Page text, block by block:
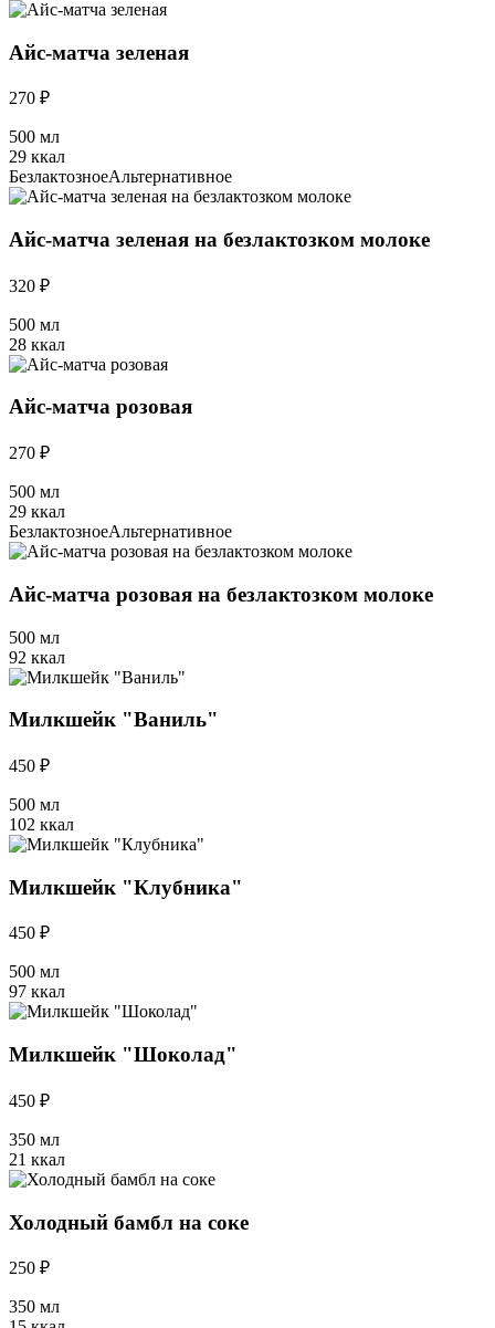
Айс-матча зеленая
270 ₽
500 мл
29 ккал
БезлактозноеАльтернативное
Айс-матча зеленая на безлактозком молоке
320 ₽
500 мл
28 ккал
Айс-матча розовая
270 ₽
500 мл
29 ккал
БезлактозноеАльтернативное
Айс-матча розовая на безлактозком молоке
500 мл
92 ккал
Милкшейк "Ваниль"
450 ₽
500 мл
102 ккал
Милкшейк "Клубника"
450 ₽
500 мл
97 ккал
Милкшейк "Шоколад"
450 ₽
350 мл
21 ккал
Холодный бамбл на соке
250 ₽
350 мл